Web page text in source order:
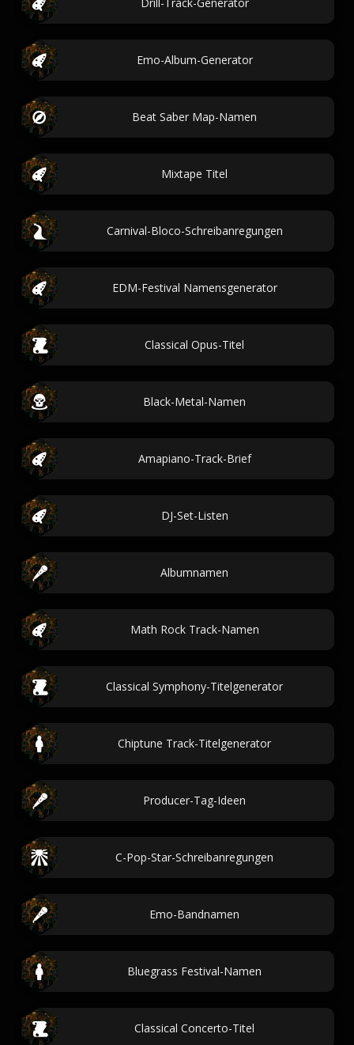
Emo-Album-Generator
Beat Saber Map-Namen
Mixtape Titel
Carnival-Bloco-Schreibanregungen
EDM-Festival Namensgenerator
Classical Opus-Titel
Black-Metal-Namen
Amapiano-Track-Brief
DJ-Set-Listen
Albumnamen
Math Rock Track-Namen
Classical Symphony-Titelgenerator
Chiptune Track-Titelgenerator
Producer-Tag-Ideen
C-Pop-Star-Schreibanregungen
Emo-Bandnamen
Bluegrass Festival-Namen
Classical Concerto-Titel